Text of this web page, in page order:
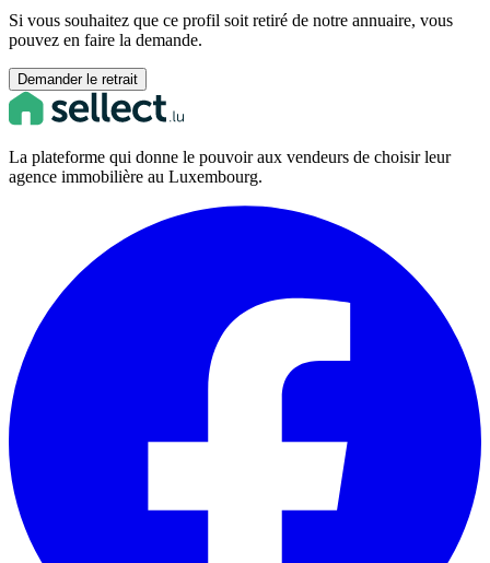
Si vous souhaitez que ce profil soit retiré de notre annuaire, vous
pouvez en faire la demande.
Demander le retrait
La plateforme qui donne le pouvoir aux vendeurs de choisir leur
agence immobilière au Luxembourg.